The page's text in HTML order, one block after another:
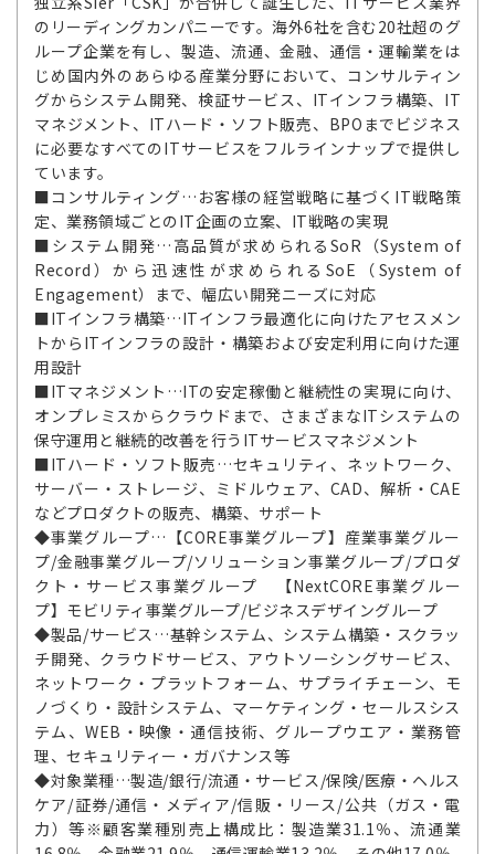
のリーディングカンパニーです。海外6社を含む20社超のグ
ループ企業を有し、製造、流通、金融、通信・運輸業をは
じめ国内外のあらゆる産業分野において、コンサルティン
グからシステム開発、検証サービス、ITインフラ構築、IT
マネジメント、ITハード・ソフト販売、BPOまでビジネス
に必要なすべてのITサービスをフルラインナップで提供し
ています。
■コンサルティング…お客様の経営戦略に基づくIT戦略策
定、業務領域ごとのIT企画の立案、IT戦略の実現
■システム開発…高品質が求められるSoR（System of
Record）から迅速性が求められるSoE（System of
Engagement）まで、幅広い開発ニーズに対応
■ITインフラ構築…ITインフラ最適化に向けたアセスメン
トからITインフラの設計・構築および安定利用に向けた運
用設計
■ITマネジメント…ITの安定稼働と継続性の実現に向け、
オンプレミスからクラウドまで、さまざまなITシステムの
保守運用と継続的改善を行うITサービスマネジメント
■ITハード・ソフト販売…セキュリティ、ネットワーク、
サーバー・ストレージ、ミドルウェア、CAD、解析・CAE
などプロダクトの販売、構築、サポート
◆事業グループ…【CORE事業グループ】産業事業グルー
プ/金融事業グループ/ソリューション事業グループ/プロダ
クト・サービス事業グループ 【NextCORE事業グルー
プ】モビリティ事業グループ/ビジネスデザイングループ
◆製品/サービス…基幹システム、システム構築・スクラッ
チ開発、クラウドサービス、アウトソーシングサービス、
ネットワーク・プラットフォーム、サプライチェーン、モ
ノづくり・設計システム、マーケティング・セールスシス
テム、WEB・映像・通信技術、グループウエア・業務管
理、セキュリティー・ガバナンス等
◆対象業種…製造/銀行/流通・サービス/保険/医療・ヘルス
ケア/証券/通信・メディア/信販・リース/公共（ガス・電
力）等※顧客業種別売上構成比：製造業31.1％、流通業